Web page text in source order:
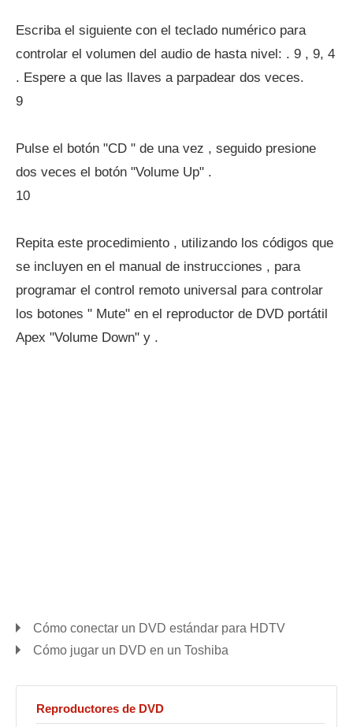
Escriba el siguiente con el teclado numérico para
controlar el volumen del audio de hasta nivel: . 9 , 9, 4
. Espere a que las llaves a parpadear dos veces.
9
Pulse el botón "CD " de una vez , seguido presione
dos veces el botón "Volume Up" .
10
Repita este procedimiento , utilizando los códigos que
se incluyen en el manual de instrucciones , para
programar el control remoto universal para controlar
los botones " Mute" en el reproductor de DVD portátil
Apex "Volume Down" y .
Cómo conectar un DVD estándar para HDTV
Cómo jugar un DVD en un Toshiba
Reproductores de DVD